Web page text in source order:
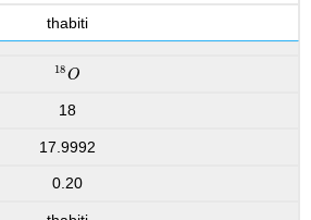
thabiti
18O
18O
18
17.9992
0.20